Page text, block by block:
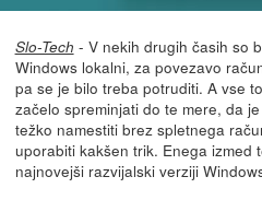
Slo-Tech - V nekih drugih časih so
Windows lokalni, za povezavo
pa se je bilo treba potruditi. A vse
začelo spreminjati do te mere, da
težko namestiti brez spletnega
uporabiti kakšen trik. Enega izmed
najnovejši razvijalski verziji